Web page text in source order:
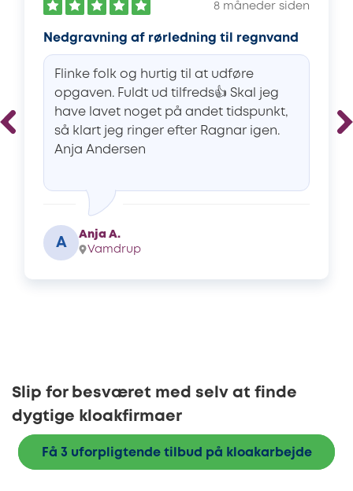
8 måneder siden
Nedgravning af rørledning til regnvand
Flinke folk og hurtig til at udføre
opgaven. Fuldt ud tilfreds👍 Skal jeg
have lavet noget på andet tidspunkt,
så klart jeg ringer efter Ragnar igen.
Anja Andersen
A
Anja A.
Vamdrup
Slip for besværet med selv at finde
dygtige kloakfirmaer
Få 3 uforpligtende tilbud på kloakarbejde